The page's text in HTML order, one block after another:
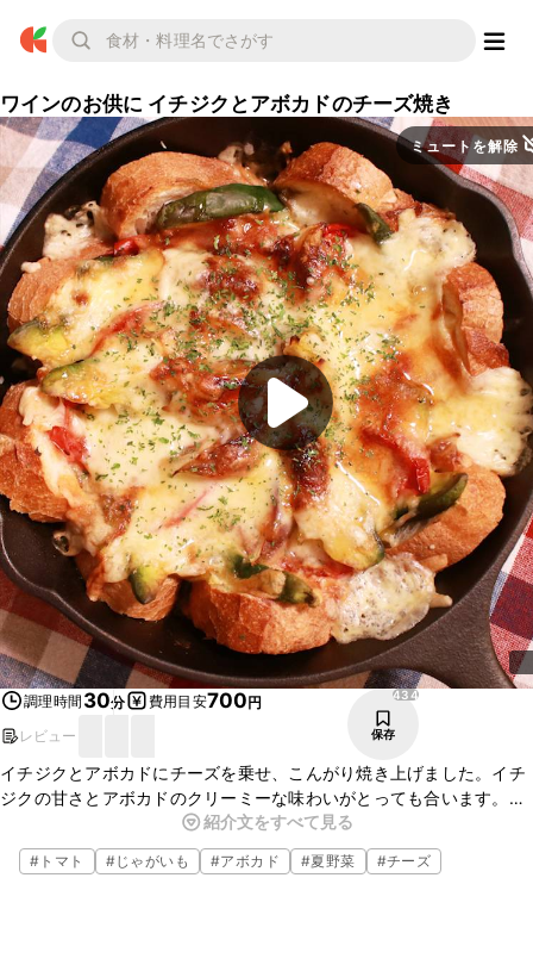
ワインのお供に イチジクとアボカドのチーズ焼き
ミュートを解除
調理時間 30分 費用目安700円
レビュー
434
保存
イチジクとアボカドにチーズを乗せ、こんがり焼き上げました。イチ
ジクの甘さとアボカドのクリーミーな味わいがとっても合います。ワ
インのおつまみにぴったり！女子会で作れば人気の一品になること間
違いなしです。ぜひ作ってみてくださいね。
紹介文をすべて見る
# トマト #じゃがいも #アボカド #夏野菜 #チーズ